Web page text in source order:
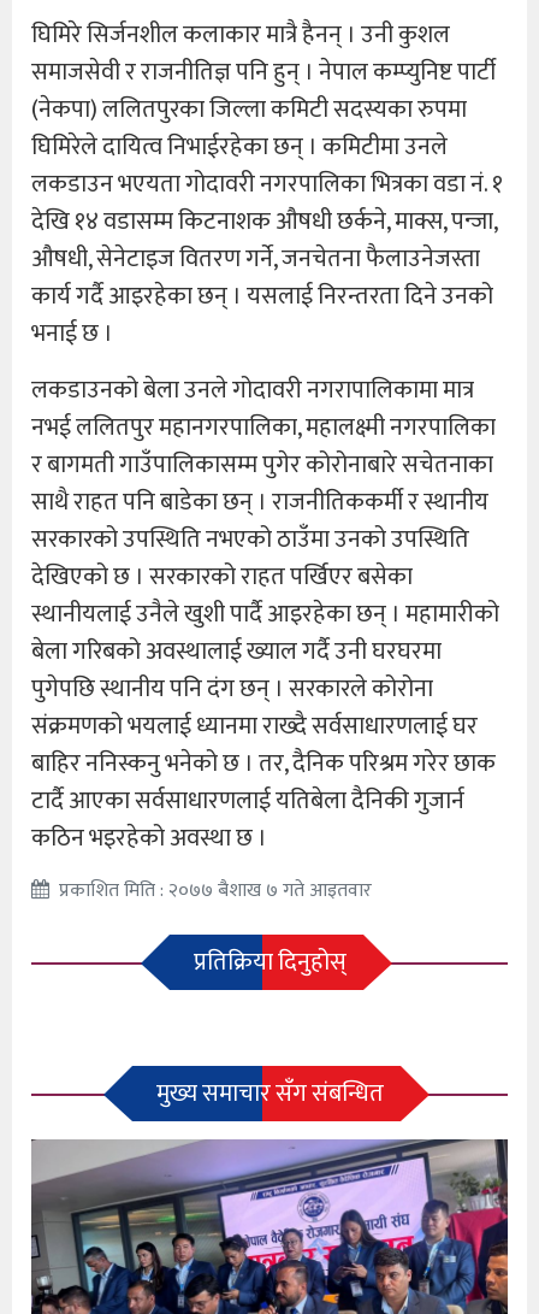
घिमिरे सिर्जनशील कलाकार मात्रै हैनन् । उनी कुशल
समाजसेवी र राजनीतिज्ञ पनि हुन् । नेपाल कम्प्युनिष्ट पार्टी
(नेकपा) ललितपुरका जिल्ला कमिटी सदस्यका रुपमा
घिमिरेले दायित्व निभाईरहेका छन् । कमिटीमा उनले
लकडाउन भएयता गोदावरी नगरपालिका भित्रका वडा नं. १
देखि १४ वडासम्म किटनाशक औषधी छर्कने, माक्स, पन्जा,
औषधी, सेनेटाइज वितरण गर्ने, जनचेतना फैलाउनेजस्ता
कार्य गर्दै आइरहेका छन् । यसलाई निरन्तरता दिने उनको
भनाई छ ।
लकडाउनको बेला उनले गोदावरी नगरापालिकामा मात्र
नभई ललितपुर महानगरपालिका, महालक्ष्मी नगरपालिका
र बागमती गाउँपालिकासम्म पुगेर कोरोनाबारे सचेतनाका
साथै राहत पनि बाडेका छन् । राजनीतिककर्मी र स्थानीय
सरकारको उपस्थिति नभएको ठाउँमा उनको उपस्थिति
देखिएको छ । सरकारको राहत पर्खिएर बसेका
स्थानीयलाई उनैले खुशी पार्दै आइरहेका छन् । महामारीको
बेला गरिबको अवस्थालाई ख्याल गर्दै उनी घरघरमा
पुगेपछि स्थानीय पनि दंग छन् । सरकारले कोरोना
संक्रमणको भयलाई ध्यानमा राख्दै सर्वसाधारणलाई घर
बाहिर ननिस्कनु भनेको छ । तर, दैनिक परिश्रम गरेर छाक
टार्दै आएका सर्वसाधारणलाई यतिबेला दैनिकी गुजार्न
कठिन भइरहेको अवस्था छ ।
प्रकाशित मिति : २०७७ बैशाख ७ गते आइतवार
प्रतिक्रिया दिनुहोस्
मुख्य समाचार सँग संबन्धित